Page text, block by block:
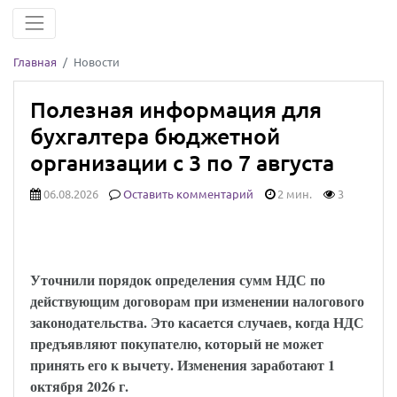
Главная Новости
Полезная информация для
бухгалтера бюджетной
организации с 3 по 7 августа
06.08.2026 Оставить комментарий 2 мин. 3
Уточнили порядок определения сумм НДС по
действующим договорам при изменении налогового
законодательства. Это касается случаев, когда НДС
предъявляют покупателю, который не может
принять его к вычету. Изменения заработают 1
октября 2026 г.